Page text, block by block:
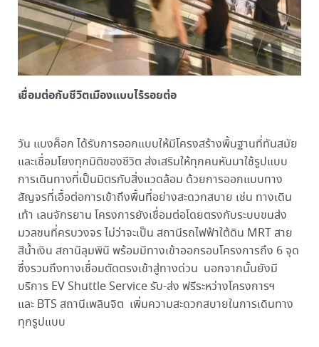
เชื่อมต่อกับชีวิตเมืองแบบไร้รอยต่อ
วัน แบงค็อก ได้รับการออกแบบให้มีโครงสร้างพื้นฐานที่ทันสมัย
และเชื่อมโยงทุกมิติของชีวิต ส่งเสริมให้ทุกคนหันมาใช้รูปแบบ
การเดินทางที่เป็นมิตรกับสิ่งแวดล้อม ด้วยการออกแบบทาง
สัญจรที่เอื้อต่อการเข้าถึงพื้นที่อย่างสะดวกสบาย เช่น ทางเดิน
เท้า เลนจักรยาน โครงการยังเชื่อมต่อโดยตรงกับระบบขนส่ง
มวลชนที่ครบวงจร ไม่ว่าจะเป็น สถานีรถไฟฟ้าใต้ดิน MRT สาย
สีน้ำเงิน สถานีลุมพินี พร้อมมีทางเข้าออกรอบโครงการถึง 6 จุด
ซึ่งรวมถึงทางเชื่อมตัดตรงเข้าสู่ทางด่วน นอกจากนั้นยังมี
บริการ EV Shuttle Service รับ-ส่ง ฟรีระหว่างโครงการฯ
และ BTS สถานีเพลินจิต เพิ่มความสะดวกสบายในการเดินทาง
ทุกรูปแบบ